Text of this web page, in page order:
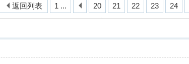
1 ... 20 21 22 23 24
返回列表